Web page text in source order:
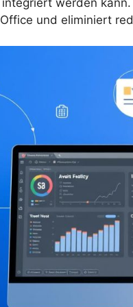
und eliminiert